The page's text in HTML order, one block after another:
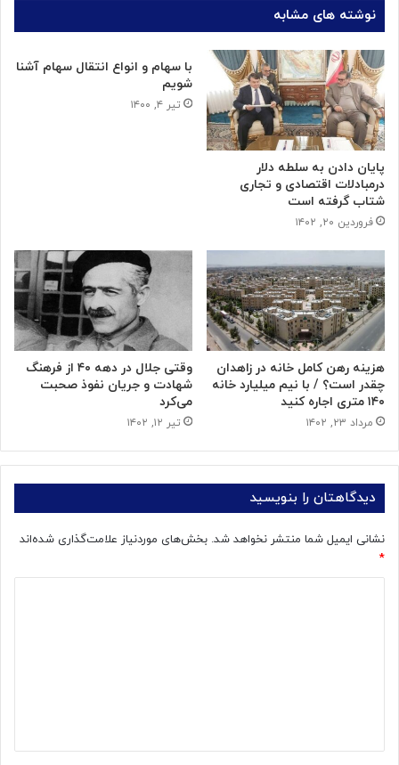
نوشته های مشابه
پایان دادن به سلطه دلار
درمبادلات اقتصادی و تجاری
شتاب گرفته است
فروردین ۲۰, ۱۴۰۲
با سهام و انواع انتقال سهام آشنا
شویم
تیر ۴, ۱۴۰۰
هزینه رهن کامل خانه در زاهدان
چقدر است؟ / با نیم میلیارد خانه
۱۴۰ متری اجاره کنید
مرداد ۲۳, ۱۴۰۲
وقتی جلال در دهه ۴۰ از فرهنگ
شهادت و جریان نفوذ صحبت
می‌کرد
تیر ۱۲, ۱۴۰۲
دیدگاهتان را بنویسید
نشانی ایمیل شما منتشر نخواهد شد. بخش‌های موردنیاز علامت‌گذاری شده‌اند
*
*